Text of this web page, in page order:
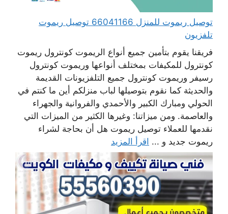
توصيل ريموت للمنزل 66041166 توصيل ريموت
تلفزيون
فريقنا يقوم بتأمين جميع أنواع الريموت كونترول ريموت
كونترول للمكيفات بمختلف أنواعها وريموت كونترول
رسيفر وريموت كونترول جميع التلفزيونات القديمة
والحديثة كما نقوم بتوصيلها لباب منزلكم أين ما كنتم في
الحولي ومبارك الكبير والأحمدي والفروانية والجهراء
والعاصمة. ومن ميزاتنا: وغيرها الكثير من الميزات التي
نقدمها للعملاء توصيل ريموت هل أن بحاجة لشراء
ريموت جديد و ... اقرأ المزيد